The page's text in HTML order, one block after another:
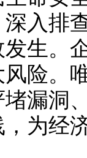
入排
生。
险。
漏洞
为经